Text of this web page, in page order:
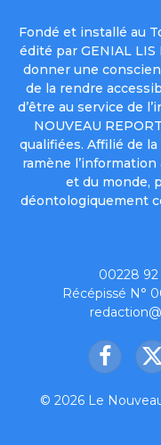
Fondé et installé au
édité par GENIAL
donner une
de la rendre
d’être au service de
NOUVEAU
qualifiées. Affilié de la
ramène
et du monde,
déontologiquement
00228 92
Récépissé N°
X
© 2026 Le